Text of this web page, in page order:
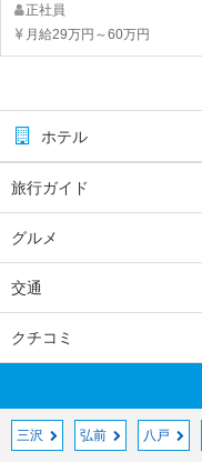
正社員
月給29万円～60万円
ホテル
旅行ガイド
グルメ
交通
クチコミ
三沢 弘前 八戸